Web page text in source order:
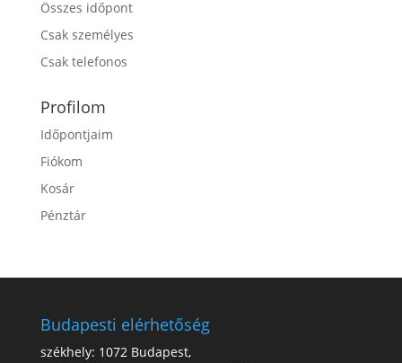
Összes időpont
Csak személyes
Csak telefonos
Profilom
Időpontjaim
Fiókom
Kosár
Pénztár
Budapesti elérhetőség
székhely: 1072 Budapest,